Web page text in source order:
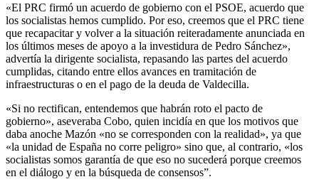
«El PRC firmó un acuerdo de gobierno con el PSOE, acuerdo que
los socialistas hemos cumplido. Por eso, creemos que el PRC tiene
que recapacitar y volver a la situación reiteradamente anunciada en
los últimos meses de apoyo a la investidura de Pedro Sánchez»,
advertía la dirigente socialista, repasando las partes del acuerdo
cumplidas, citando entre ellos avances en tramitación de
infraestructuras o en el pago de la deuda de Valdecilla.
«Si no rectifican, entendemos que habrán roto el pacto de
gobierno», aseveraba Cobo, quien incidía en que los motivos que
daba anoche Mazón «no se corresponden con la realidad», ya que
«la unidad de España no corre peligro» sino que, al contrario, «los
socialistas somos garantía de que eso no sucederá porque creemos
en el diálogo y en la búsqueda de consensos”.